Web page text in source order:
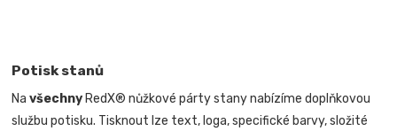
Potisk stanů
Navšechny RedX® nůžkové párty stany nabízíme doplňkovou
službu potisku. Tisknout lze text, loga, specifické barvy, složité